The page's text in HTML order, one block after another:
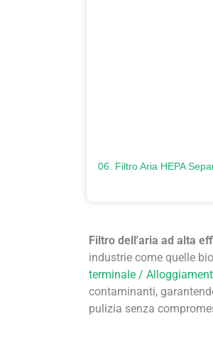
06. Filtro Aria HEPA
Filtro dell'aria ad alta
industrie come quelle
terminale /
contaminanti,
pulizia senza